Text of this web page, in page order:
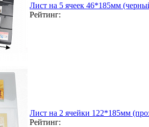
Лист на 5 ячеек 46*185мм
Рейтинг:
Лист на 2 ячейки 122*185мм
Рейтинг: